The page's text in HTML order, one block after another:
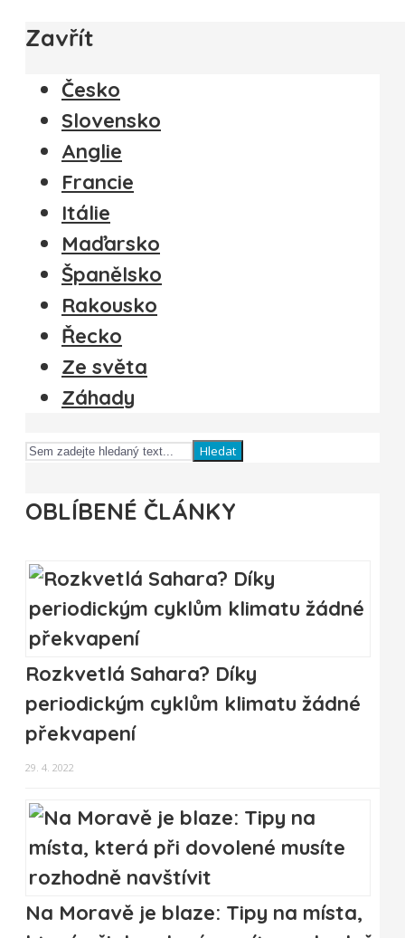
Zavřít
Česko
Slovensko
Anglie
Francie
Itálie
Maďarsko
Španělsko
Rakousko
Řecko
Ze světa
Záhady
Hledat
OBLÍBENÉ ČLÁNKY
Rozkvetlá Sahara? Díky
periodickým cyklům klimatu žádné
překvapení
29. 4. 2022
Na Moravě je blaze: Tipy na místa,